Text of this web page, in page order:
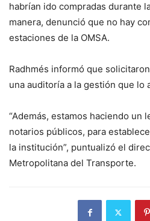
habrían ido compradas durante
manera, denunció que no hay
estaciones de la OMSA.
Radhmés informó que
una auditoría a la gestión que lo
“Además, estamos haciendo un
notarios públicos, para
la institución”, puntualizó el
Metropolitana del Transporte.